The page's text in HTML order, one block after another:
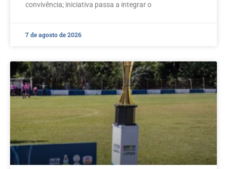
convivência; iniciativa passa a integrar o
7 de agosto de 2026